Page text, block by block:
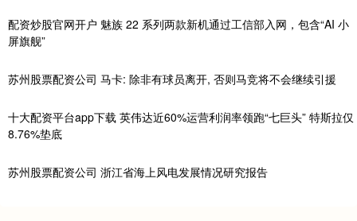
配资炒股官网开户 魅族 22 系列两款新机通过工信部入网，包含“AI 小
屏旗舰”
苏州股票配资公司 马卡: 除非有球员离开, 否则马竞将不会继续引援
十大配资平台app下载 英伟达近60%运营利润率领跑“七巨头” 特斯拉仅
8.76%垫底
苏州股票配资公司 浙江省海上风电发展情况研究报告